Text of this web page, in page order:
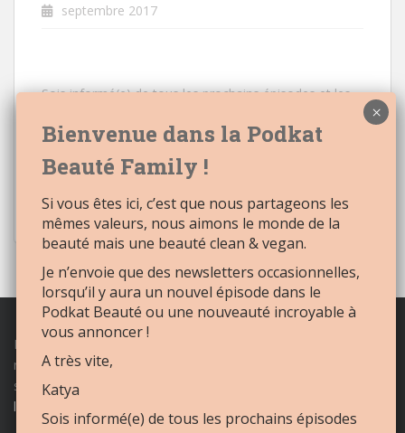
septembre 2017
Sois informé(e) de tous les prochains épisodes et les
Email:
Retrouvez tout notre
nos best sellers, le
sans oublier le
lèvres naturel multi-soin
Si vous êtes ici, c’est que nous partageons les
mêmes valeurs, nous aimons le monde de la
beauté mais une beauté clean & vegan.
Je n’envoie que des newsletters occasionnelles,
lorsqu’il y aura un nouvel épisode dans le
Podkat Beauté ou une nouveauté incroyable à
vous annoncer !
A très vite,
Katya
Sois informé(e) de tous les prochains épisodes